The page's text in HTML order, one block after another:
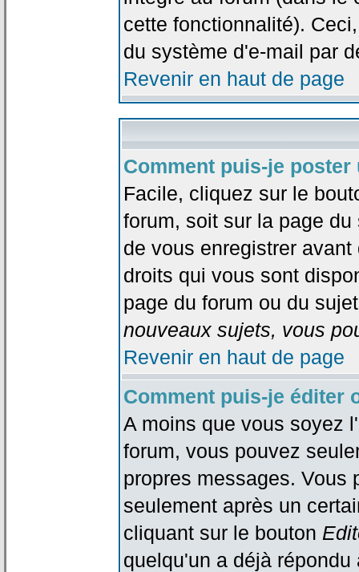
cette fonctionnalité).
du système d'e-mail par
Revenir en haut de page
Comment puis-je
Facile, cliquez sur le
forum, soit sur la page
de vous enregistrer
droits qui vous sont
page du forum ou du
nouveaux sujets, vous
Revenir en haut de page
Comment puis-je éditer
A moins que vous soyez
forum, vous pouvez
propres messages. Vous
seulement après un
cliquant sur le bouton
quelqu'un a déjà